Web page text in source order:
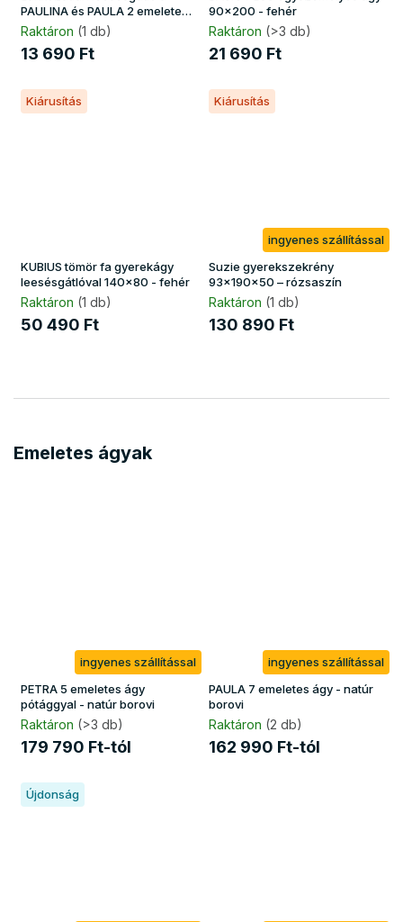
PAULINA és PAULA 2 emeletes
ágyakhoz - natúr borovi
Raktáron (1 db)
13 690 Ft
90x200 - fehér
Raktáron (>3 db)
21 690 Ft
Kiárusítás
KUBIUS tömör fa gyerekágy
leesésgátlóval 140x80 - fehér
Raktáron (1 db)
50 490 Ft
Kiárusítás
ingyenes szállítással
Suzie gyerekszekrény
93x190x50 – rózsaszín
Raktáron (1 db)
130 890 Ft
Emeletes ágyak
ingyenes szállítással
PETRA 5 emeletes ágy
pótággyal - natúr borovi
Raktáron (>3 db)
179 790 Ft-tól
ingyenes szállítással
PAULA 7 emeletes ágy - natúr
borovi
Raktáron (2 db)
162 990 Ft-tól
Újdonság